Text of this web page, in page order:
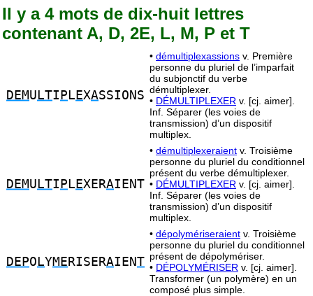
Il y a 4 mots de dix-huit lettres
contenant A, D, 2E, L, M, P et T
DEMU LTI P L EXASSIONS
• démultiplexassions v. Première
personne du pluriel de l’imparfait
du subjonctif du verbe
démultiplexer.
• DÉMULTIPLEXER v. [cj. aimer].
Inf. Séparer (les voies de
transmission) d’un dispositif
multiplex.
DEMU LTI P L EXERAIENT
• démultiplexeraient v. Troisième
personne du pluriel du conditionnel
présent du verbe démultiplexer.
• DÉMULTIPLEXER v. [cj. aimer].
Inf. Séparer (les voies de
transmission) d’un dispositif
multiplex.
DEPO LYME RISERAIENT
• dépolymériseraient v. Troisième
personne du pluriel du conditionnel
présent de dépolymériser.
• DÉPOLYMÉRISER v. [cj. aimer].
Transformer (un polymère) en un
composé plus simple.